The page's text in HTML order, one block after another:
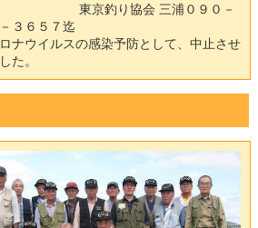
東京釣 り協会 三浦 ０ ９ ０ －
－ ３ ６ ５ ７迄
ロナウイ ルスの感染予防と して 中 止させ
した 。